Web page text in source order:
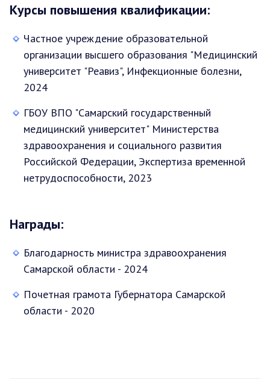
Курсы повышения квалификации:
Частное учреждение образовательной
организации высшего образования "Медицинский
университет "Реавиз", Инфекционные болезни,
2024
ГБОУ ВПО "Самарский государственный
медицинский университет" Министерства
здравоохранения и социального развития
Российской Федерации, Экспертиза временной
нетрудоспособности, 2023
Награды:
Благодарность министра здравоохранения
Самарской области - 2024
Почетная грамота Губернатора Самарской
области - 2020